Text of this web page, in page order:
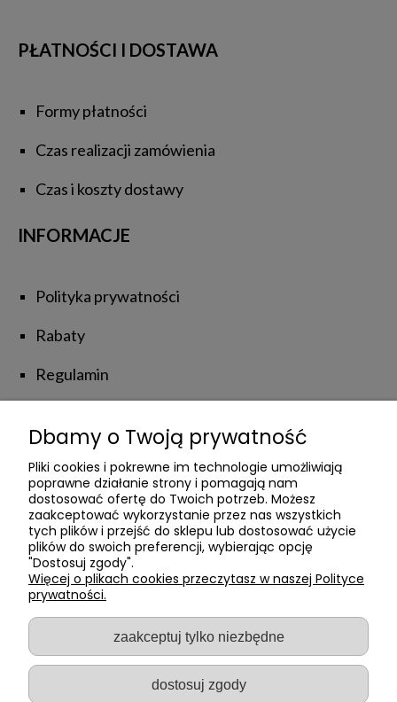
PŁATNOŚCI I DOSTAWA
Formy płatności
Czas realizacji zamówienia
Czas i koszty dostawy
INFORMACJE
Polityka prywatności
Rabaty
Regulamin
NATUROLOVE
Kontakt z Nami
Poznajmy się
Private Label
Dbamy o Twoją prywatność
Pliki cookies i pokrewne im technologie umożliwiają
poprawne działanie strony i pomagają nam
dostosować ofertę do Twoich potrzeb. Możesz
zaakceptować wykorzystanie przez nas wszystkich
tych plików i przejść do sklepu lub dostosować użycie
plików do swoich preferencji, wybierając opcję
"Dostosuj zgody".
Więcej o plikach cookies przeczytasz w naszej Polityce
prywatności.
zaakceptuj tylko niezbędne
dostosuj zgody